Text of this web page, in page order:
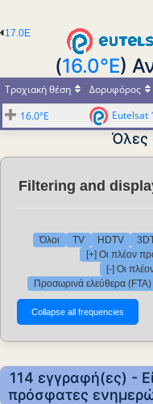
17.0E
(16.0°E)
Τροχιακή θέση Δορυφόρος
16.0°E
Eutelsat
Όλες
Filtering and
Όλοι TV HDTV
[+] Οι πλέον
[-] Οι
Προσωρινά ελεύθερα (FTA)
114 εγγραφή(ες) -
πρόσφατες